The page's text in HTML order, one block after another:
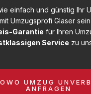
einfach und günstig Ihr
Umzugsprofi Glaser
Garantie für Ihren
Service zu
UMZUG
ANFRAGEN